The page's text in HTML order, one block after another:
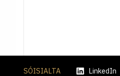
SÓISIALTA LinkedIn